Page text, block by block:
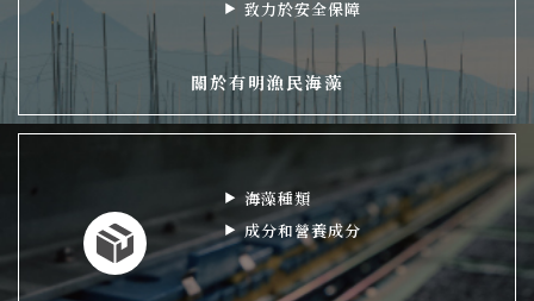
關於有明漁民海藻
致力於安全保障
海藻種類
成分和營養成分